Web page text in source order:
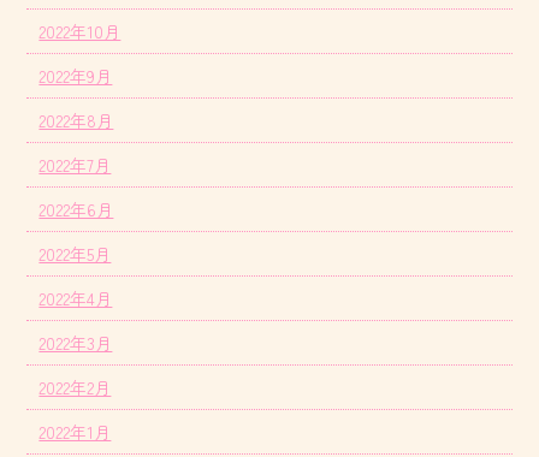
2022年10月
2022年9月
2022年8月
2022年7月
2022年6月
2022年5月
2022年4月
2022年3月
2022年2月
2022年1月